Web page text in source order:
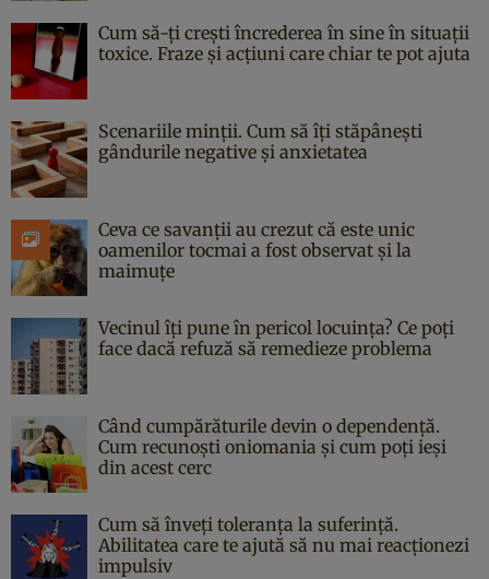
Cum să-ți crești încrederea în sine în situații
toxice. Fraze și acțiuni care chiar te pot ajuta
Scenariile minții. Cum să îți stăpânești
gândurile negative și anxietatea
Ceva ce savanții au crezut că este unic
oamenilor tocmai a fost observat și la
maimuțe
Vecinul îți pune în pericol locuința? Ce poți
face dacă refuză să remedieze problema
Când cumpărăturile devin o dependență.
Cum recunoști oniomania și cum poți ieși
din acest cerc
Cum să înveți toleranța la suferință.
Abilitatea care te ajută să nu mai reacționezi
impulsiv